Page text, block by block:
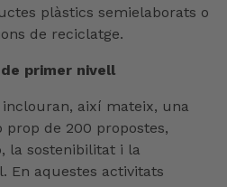
plàstics semielaborats o
de reciclatge.
primer nivell
així mateix, una
de 200 propostes,
la sostenibilitat i la
En aquestes activitats